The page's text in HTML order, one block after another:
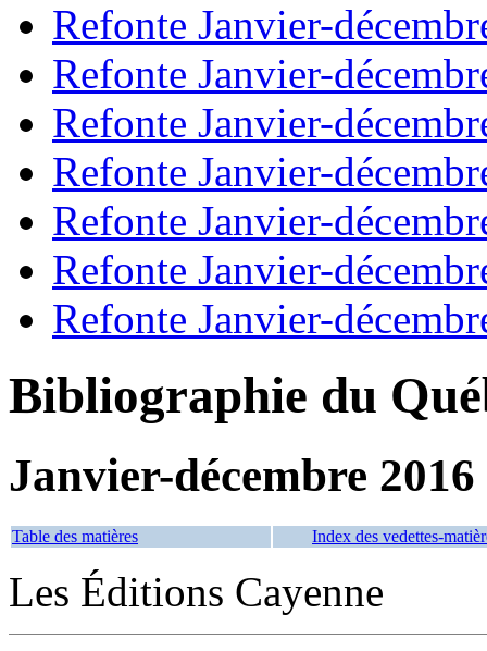
Refonte Janvier-
Refonte Janvier-
Refonte Janvier-
Refonte Janvier-
Refonte Janvier-
Refonte Janvier-
Refonte Janvier-
Bibliographie du
Janvier-décembre 2016
Table des matières Index des vedettes-
Les Éditions Cayenne